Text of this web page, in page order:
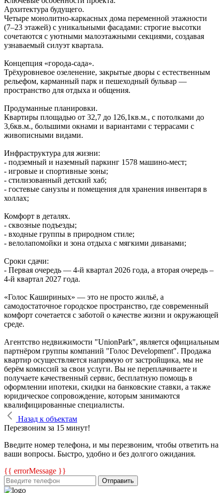
Архитектура будущего.
Четыре монолитно‑каркасных дома переменной этажности
(7–23 этажей) с уникальными фасадами: строгие высотки
сочетаются с уютными малоэтажными секциями, создавая
узнаваемый силуэт квартала.
Концепция «города‑сада».
Трёхуровневое озеленение, закрытые дворы с естественным
рельефом, карманный парк и пешеходный бульвар —
пространство для отдыха и общения.
Продуманные планировки.
Квартиры площадью от 32,7 до 126,1кв.м., с потолками до
3,6кв.м., большими окнами и вариантами с террасами с
живописными видами.
Инфраструктура для жизни:
- подземный и наземный паркинг 1578 машино‑мест;
- игровые и спортивные зоны;
- стилизованный детский хаб;
- гостевые санузлы и помещения для хранения инвентаря в
холлах;
Комфорт в деталях.
- сквозные подъезды;
- входные группы в природном стиле;
- велолапомойки и зона отдыха с мягкими диванами;
Сроки сдачи:
- Первая очередь — 4‑й квартал 2026 года, а вторая очередь –
4-й квартал 2027 года.
«Голос Кашириных» — это не просто жильё, а
самодостаточное городское пространство, где современный
комфорт сочетается с заботой о качестве жизни и окружающей
среде.
Агентство недвижимости "UnionPark", является официальным
партнёром группы компаний "Голос Development". Продажа
квартир осуществляется напрямую от застройщика, мы не
берём комиссий за свои услуги. Вы не переплачиваете и
получаете качественный сервис, бесплатную помощь в
оформлении ипотеки, скидки на банковские ставки, а также
юридическое сопровождение, которым занимаются
квалифицированные специалисты.
Назад к объектам
Перезвоним за 15 минут!
Введите номер телефона, и мы перезвоним, чтобы ответить на
ваши вопросы. Быстро, удобно и без долгого ожидания.
{{ errorMessage }}
Отправить